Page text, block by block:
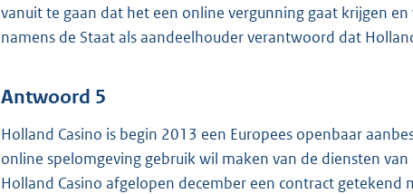
vanuit te gaan dat het een online vergunning gaat krijgen
namens de Staat als aandeelhouder verantwoord dat
Antwoord 5
Holland Casino is begin 2013 een Europees openbaar
online spelomgeving gebruik wil maken van de diensten
Holland Casino afgelopen december een contract